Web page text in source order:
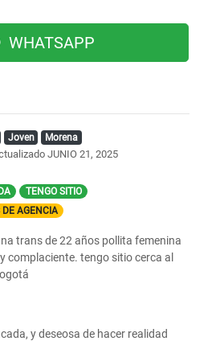
WHATSAPP
Joven Morena
JUNIO 21, 2025
TENGO SITIO
DE AGENCIA
trans de 22 años pollita femenina
complaciente. tengo sitio cerca al
y deseosa de hacer realidad